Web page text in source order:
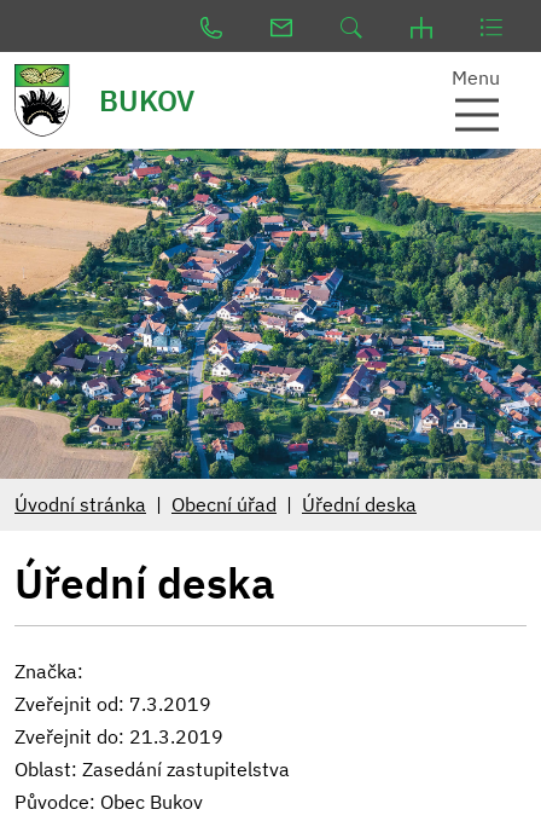
BUKOV
Menu
Úvodní stránka Obecní úřad Úřední deska
Úřední deska
Značka:
Zveřejnit od: 7.3.2019
Zveřejnit do: 21.3.2019
Oblast: Zasedání zastupitelstva
Původce: Obec Bukov